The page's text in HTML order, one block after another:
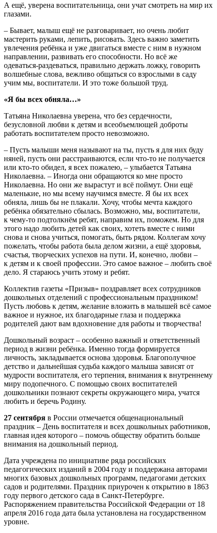
А ещё, уверена воспитательница, они учат смотреть на мир их
глазами.
– Бывает, малыш ещё не разговаривает, но очень любит
мастерить руками, лепить, рисовать. Здесь важно заметить
увлечения ребёнка и уже двигаться вместе с ним в нужном
направлении, развивать его способности. Но всё же
одеваться-раздеваться, правильно держать ложку, говорить
волшебные слова, вежливо общаться со взрослыми в саду
учим мы, воспитатели. И это тоже большой труд.
«Я бы всех обняла…»
Татьяна Николаевна уверена, что без сердечности,
безусловной любви к детям и всеобъемлющей доброты
работать воспитателем просто невозможно.
– Пусть малыши меня называют на ты, пусть я для них буду
няней, пусть они расстраиваются, если что-то не получается
или кто-то обидел, я всех пожалею, – улыбается Татьяна
Николаевна. – Иногда они обращаются ко мне просто
Николаевна. Но они же вырастут и всё поймут. Они ещё
маленькие, но мы всему научимся вместе. Я бы их всех
обняла, лишь бы не плакали. Хочу, чтобы мечта каждого
ребёнка обязательно сбылась. Возможно, мы, воспитатели,
к чему-то подтолкнём ребят, направим их, поможем. Но для
этого надо любить детей как своих, хотеть вместе с ними
снова и снова учиться, помогать, быть рядом. Коллегам хочу
пожелать, чтобы работа была делом жизни, а ещё здоровья,
счастья, творческих успехов на пути. И, конечно, любви –
к детям и к своей профессии. Это самое важное – любить своё
дело. Я стараюсь учить этому и ребят.
Коллектив газеты «Призыв» поздравляет всех сотрудников
дошкольных отделений с профессиональным праздником!
Пусть любовь к детям, желание вложить в малышей всё самое
важное и нужное, их благодарные глаза и поддержка
родителей дают вам вдохновение для работы и творчества!
Дошкольный возраст – особенно важный и ответственный
период в жизни ребёнка. Именно тогда формируется
личность, закладывается основа здоровья. Благополучное
детство и дальнейшая судьба каждого малыша зависят от
мудрости воспитателя, его терпения, внимания к внутреннему
миру подопечного. С помощью своих воспитателей
дошкольники познают секреты окружающего мира, учатся
любить и беречь Родину.
27 сентября в России отмечается общенациональный
праздник – День воспитателя и всех дошкольных работников,
главная идея которого – помочь обществу обратить больше
внимания на дошкольный период.
Дата учреждена по инициативе ряда российских
педагогических изданий в 2004 году и поддержана авторами
многих базовых дошкольных программ, педагогами детских
садов и родителями. Праздник приурочен к открытию в 1863
году первого детского сада в Санкт-Петербурге.
Распоряжением правительства Российской Федерации от 18
апреля 2016 года дата была установлена на государственном
уровне.